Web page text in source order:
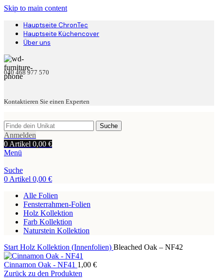
Skip to main content
Hauptseite ChronTec
Hauptseite Küchencover
Über uns
040 468 977 570
Kontaktieren Sie einen Experten
Suche
Anmelden
0 Artikel 0,00 €
Menü
Suche
0 Artikel 0,00 €
Alle Folien
Fensterrahmen-Folien
Holz Kollektion
Farb Kollektion
Naturstein Kollektion
Start Holz Kollektion (Innenfolien) Bleached Oak – NF42
Cinnamon Oak - NF41 1,00 €
Zurück zu den Produkten